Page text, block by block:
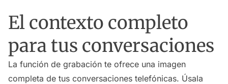
El contexto completo
para tus conversaciones
La función de grabación te ofrece una imagen
completa de tus conversaciones telefónicas. Úsala